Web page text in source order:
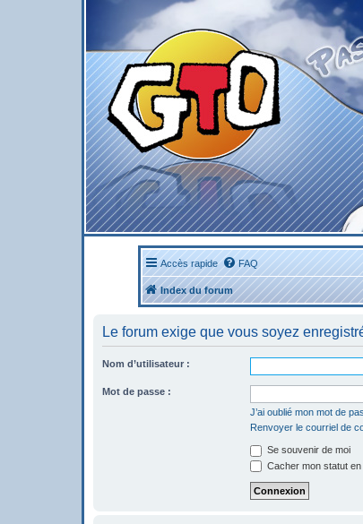
Accès rapide FAQ
Index du forum
Le forum exige que vous soyez
Nom d’utilisateur :
Mot de passe :
J’ai oublié mon mot de
Renvoyer le courriel de
Se souvenir de moi
Cacher mon statut